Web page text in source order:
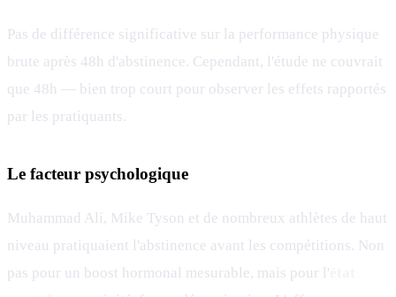
Pas de différence significative sur la performance physique
brute après 48h d'abstinence. Cependant, l'étude ne couvrait
que 48h — bien trop court pour observer les effets rapportés
par les pratiquants.
Le facteur psychologique
Muhammad Ali, Mike Tyson et de nombreux athlètes de haut
niveau pratiquaient l'abstinence avant les compétitions. Non
pas pour un boost hormonal mesurable, mais pour l'